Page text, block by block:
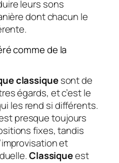
leurs sons
dont chacun le
comme de la
classiquesont de
égards, et c’est le
les rend si différents.
presque toujours
fixes, tandis
et
Classiqueest